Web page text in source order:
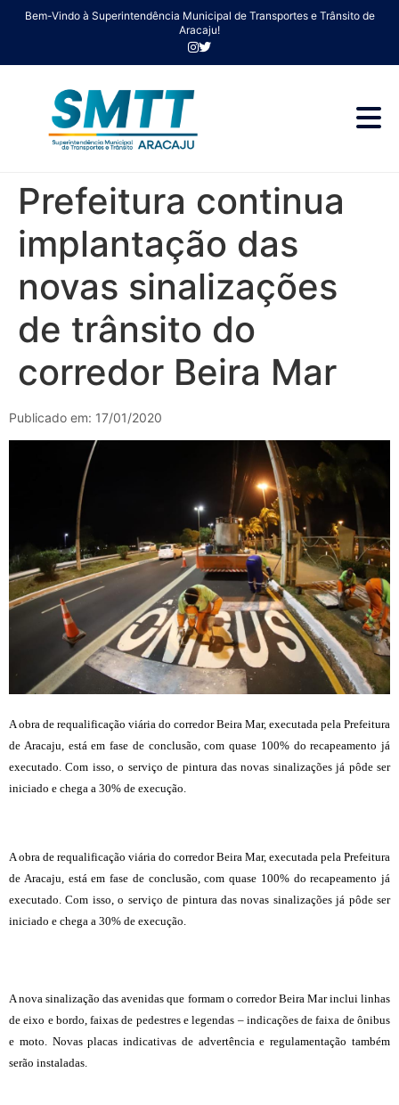
Bem-Vindo à Superintendência Municipal de Transportes e Trânsito de
Aracaju!
Prefeitura continua
implantação das
novas sinalizações
de trânsito do
corredor Beira Mar
Publicado em: 17/01/2020
A obra de requalificação viária do corredor Beira Mar, executada pela Prefeitura
de Aracaju, está em fase de conclusão, com quase 100% do recapeamento já
executado. Com isso, o serviço de pintura das novas sinalizações já pôde ser
iniciado e chega a 30% de execução.
A obra de requalificação viária do corredor Beira Mar, executada pela Prefeitura
de Aracaju, está em fase de conclusão, com quase 100% do recapeamento já
executado. Com isso, o serviço de pintura das novas sinalizações já pôde ser
iniciado e chega a 30% de execução.
A nova sinalização das avenidas que formam o corredor Beira Mar inclui linhas
de eixo e bordo, faixas de pedestres e legendas – indicações de faixa de ônibus
e moto. Novas placas indicativas de advertência e regulamentação também
serão instaladas.